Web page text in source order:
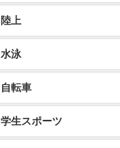
陸上
水泳
自転車
学生スポーツ